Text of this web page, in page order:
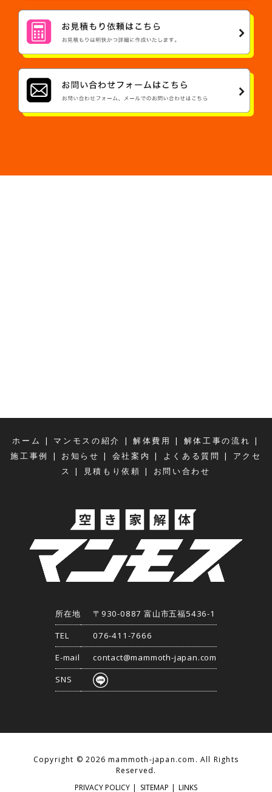
ホーム | マンモスの紹介 | 解体費用 | 解体工事の流れ |
施工事例 | お知らせ | 会社案内 | よくある質問 |
アクセ
ス
| 見積もり依頼 | お問い合わせ
所在地
〒930-0887 富山市五福5436-1
TEL
076-411-7666
E-mail
contact@mammoth-japan.com
SNS
Copyright ©2026 mammoth-japan.com. All Rights
Reserved.
PRIVACY POLICY| SITEMAP |LINKS